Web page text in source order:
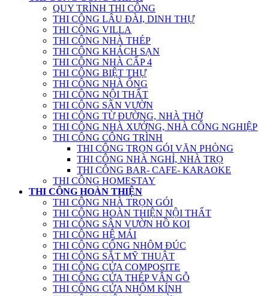
QUY TRÌNH THI CÔNG
THI CÔNG LÂU ĐÀI, DINH THỰ
THI CÔNG VILLA
THI CÔNG NHÀ THÉP
THI CÔNG KHÁCH SẠN
THI CÔNG NHÀ CẤP 4
THI CÔNG BIỆT THỰ
THI CÔNG NHÀ ỐNG
THI CÔNG NỘI THẤT
THI CÔNG SÂN VƯỜN
THI CÔNG TỪ ĐƯỜNG, NHÀ THỜ
THI CÔNG NHÀ XƯỞNG, NHÀ CÔNG NGHIỆP
THI CÔNG CÔNG TRÌNH
THI CÔNG TRỌN GÓI VĂN PHÒNG
THI CÔNG NHÀ NGHỈ, NHÀ TRỌ
THI CÔNG BAR- CAFE- KARAOKE
THI CÔNG HOMESTAY
THI CÔNG HOÀN THIỆN
THI CÔNG NHÀ TRỌN GÓI
THI CÔNG HOÀN THIỆN NỘI THẤT
THI CÔNG SÂN VƯỜN HỒ KOI
THI CÔNG HỆ MÁI
THI CÔNG CỔNG NHÔM ĐÚC
THI CÔNG SẮT MỸ THUẬT
THI CÔNG CỬA COMPOSITE
THI CÔNG CỬA THÉP VÂN GỖ
THI CÔNG CỬA NHÔM KÍNH